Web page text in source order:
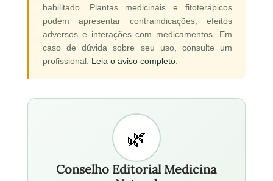
habilitado. Plantas medicinais e fitoterápicos
podem apresentar contraindicações, efeitos
adversos e interações com medicamentos. Em
caso de dúvida sobre seu uso, consulte um
profissional. Leia o aviso completo.
Conselho Editorial Medicina